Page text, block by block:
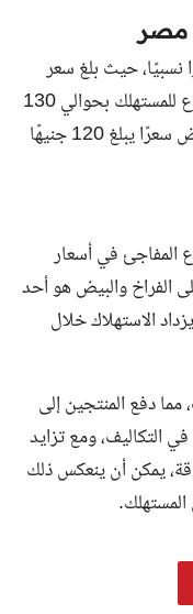
مصر
نسبيًا، حيث بلغ سعر
كرتونة البيض الأحمر 125 جنيهًا جملة، ليباع للمستهلك بحوالي 130
جنيهًا، بينما سجل سعر كرتونة البيض الأبيض سعرًا يبلغ 120 جنيهًا
المفاجئ في أسعار
الفراخ والبيض هو أحد
الاستهلاك خلال
مما دفع المنتجين إلى
التكاليف، ومع تزايد
يمكن أن ينعكس ذلك
المستهلك.